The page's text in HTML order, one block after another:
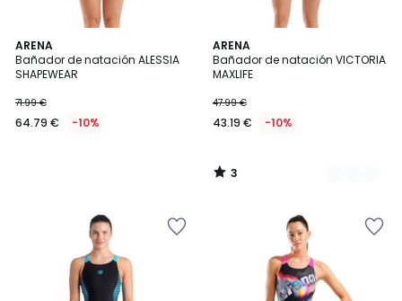
ARENA
Bañador de natación ALESSIA
SHAPEWEAR
71.99 €
64.79 € -10%
ARENA
Bañador de natación VICTORIA
MAXLIFE
47.99 €
43.19 € -10%
3
/
5
2
Colores
3
/